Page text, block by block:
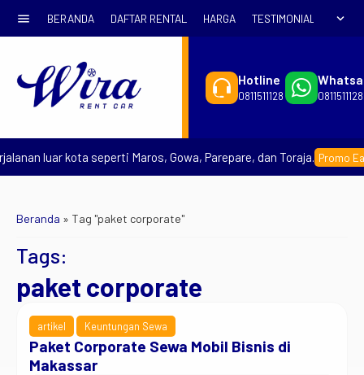
menu BERANDA DAFTAR RENTAL HARGA TESTIMONIAL expand_more
Hotline
0811511128 0811511128
luar kota seperti Maros, Gowa, Parepare, dan Toraja. Promo
Beranda » Tag "paket corporate"
Tags:
paket corporate
artikel Keuntungan Sewa
Paket Corporate Sewa Mobil Bisnis di
Makassar